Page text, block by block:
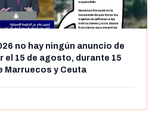
no hay ningún anuncio de
el 15 de agosto, durante 15
Marruecos y Ceuta